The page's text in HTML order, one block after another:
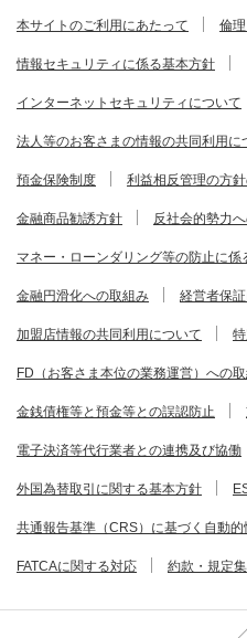
本サイトのご利用にあたって 倫
情報セキュリティに係る基本方針
インターネットセキュリティについて
法人等のお客さまの情報の共同利用に
預金保険制度 利益相反管理の方
金融商品勧誘方針 反社会的勢力
マネー・ローンダリング等の防止に係
金融円滑化への取組み 経営者保
加盟店情報の共同利用について
FD（お客さま本位の業務運営）への
金銭債権等と預金等との誤認防止
電子決済等代行業者との連携及び協働
外国為替取引に関する基本方針
共通報告基準（CRS）に基づく自動
FATCAに関する対応 約款・規定集